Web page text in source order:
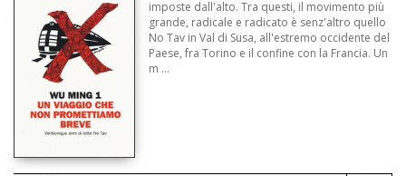
imposte dall'alto. Tra questi, il movimento più
grande, radicale e radicato è senz'altro quello
No Tav in Val di Susa, all'estremo occidente del
Paese, fra Torino e il confine con la Francia. Un
m ...